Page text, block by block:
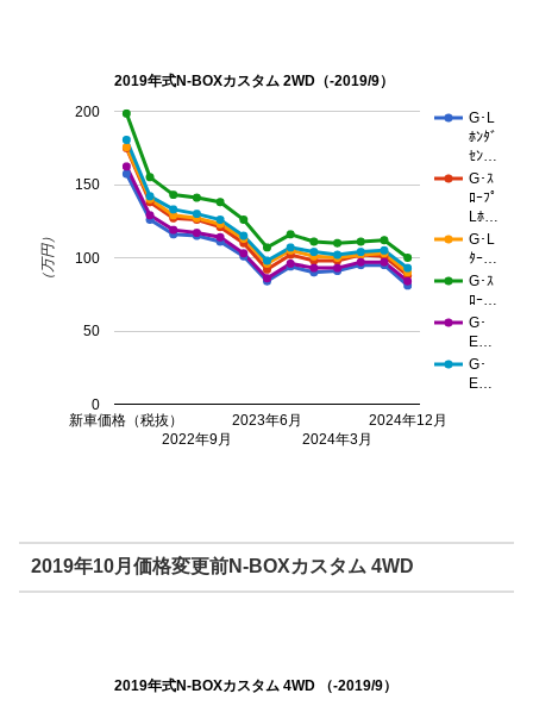
2019年式N-BOXカスタム 2WD（-2019/9）
G･L
ﾎﾝﾀﾞ
ｾﾝ…
G･ｽ
ﾛｰﾌﾟ
Lﾎ…
G･L
ﾀｰ…
G･ｽ
ﾛｰ…
G･
E…
G･
E…
新車価格（税抜）
2022年9月
2023年6月
2024年3月
2024年12月
0
50
100
150
200
（万円）
2019年10月価格変更前N-BOXカスタム 4WD
2019年式N-BOXカスタム 4WD （-2019/9）